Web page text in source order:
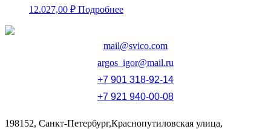
12.027,00 ₽ Подробнее
mail@svico.com
argos_igor@mail.ru
+7 901 318-92-14
+7 921 940-00-08
198152, Санкт-Петербург,Краснопутиловская улица,